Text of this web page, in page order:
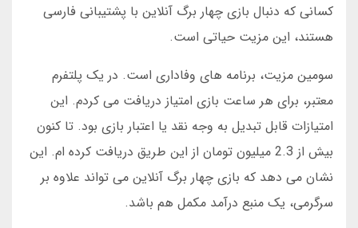
کسانی که دنبال بازی چهار برگ آنلاین با پشتیبانی فارسی
هستند، این مزیت حیاتی است.
سومین مزیت، برنامه های وفاداری است. در یک پلتفرم
معتبر، برای هر ساعت بازی امتیاز دریافت می کردم. این
امتیازات قابل تبدیل به وجه نقد یا اعتبار بازی بود. تا کنون
بیش از 2.3 میلیون تومان از این طریق دریافت کرده ام. این
نشان می دهد که بازی چهار برگ آنلاین می تواند علاوه بر
سرگرمی، یک منبع درآمد مکمل هم باشد.